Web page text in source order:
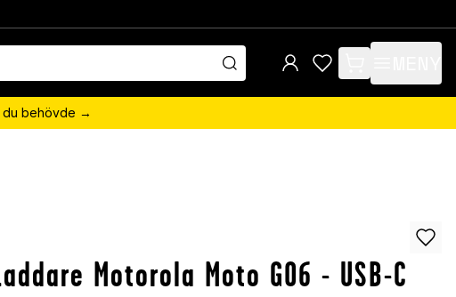
items in cart, view
du behövde →
Motorola Moto G06 - USB-C